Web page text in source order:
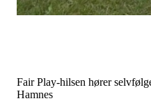
Fair Play-hilsen hører
Hamnes